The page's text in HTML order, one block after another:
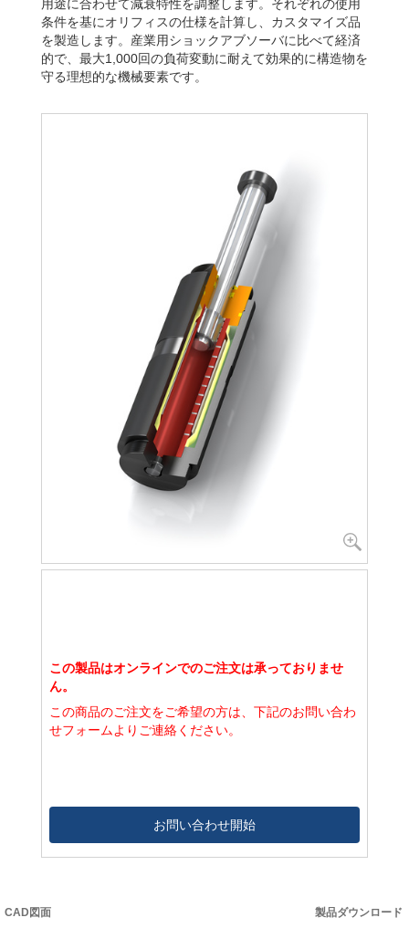
用途に合わせて減衰特性を調整します。それぞれの使用
条件を基にオリフィスの仕様を計算し、カスタマイズ品
を製造します。産業用ショックアブソーバに比べて経済
的で、最大1,000回の負荷変動に耐えて効果的に構造物を
守る理想的な機械要素です。
この製品はオンラインでのご注文は承っておりませ
ん。
この商品のご注文をご希望の方は、下記のお問い合わ
せフォームよりご連絡ください。
お問い合わせ開始
CAD図面 製品ダウンロード